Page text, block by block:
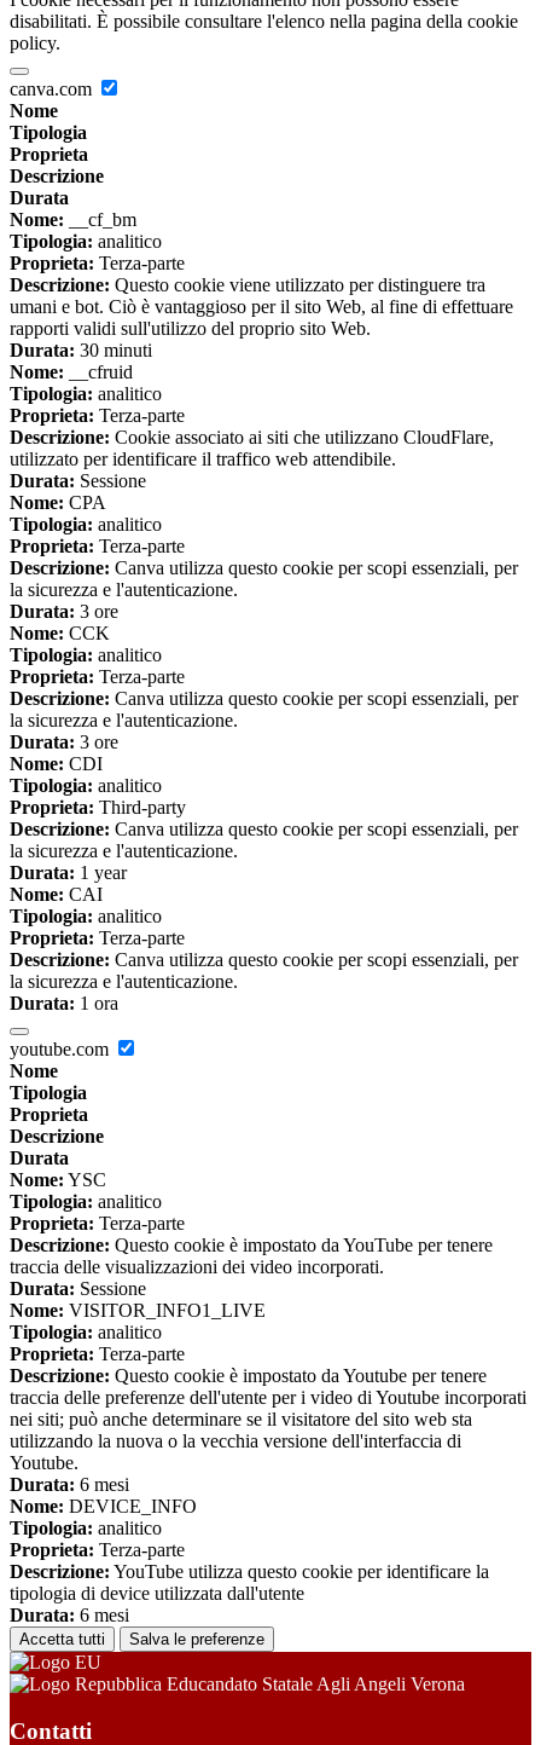
disabilitati. È possibile consultare l'elenco nella pagina della cookie
policy.
canva.com
Nome
Tipologia
Proprieta
Descrizione
Durata
Nome: __cf_bm
Tipologia: analitico
Proprieta: Terza-parte
Descrizione: Questo cookie viene utilizzato per distinguere tra
umani e bot. Ciò è vantaggioso per il sito Web, al fine di effettuare
rapporti validi sull'utilizzo del proprio sito Web.
Durata: 30 minuti
Nome: __cfruid
Tipologia: analitico
Proprieta: Terza-parte
Descrizione: Cookie associato ai siti che utilizzano CloudFlare,
utilizzato per identificare il traffico web attendibile.
Durata: Sessione
Nome: CPA
Tipologia: analitico
Proprieta: Terza-parte
Descrizione: Canva utilizza questo cookie per scopi essenziali, per
la sicurezza e l'autenticazione.
Durata: 3 ore
Nome: CCK
Tipologia: analitico
Proprieta: Terza-parte
Descrizione: Canva utilizza questo cookie per scopi essenziali, per
la sicurezza e l'autenticazione.
Durata: 3 ore
Nome: CDI
Tipologia: analitico
Proprieta: Third-party
Descrizione: Canva utilizza questo cookie per scopi essenziali, per
la sicurezza e l'autenticazione.
Durata: 1 year
Nome: CAI
Tipologia: analitico
Proprieta: Terza-parte
Descrizione: Canva utilizza questo cookie per scopi essenziali, per
la sicurezza e l'autenticazione.
Durata: 1 ora
youtube.com
Nome
Tipologia
Proprieta
Descrizione
Durata
Nome: YSC
Tipologia: analitico
Proprieta: Terza-parte
Descrizione: Questo cookie è impostato da YouTube per tenere
traccia delle visualizzazioni dei video incorporati.
Durata: Sessione
Nome: VISITOR_INFO1_LIVE
Tipologia: analitico
Proprieta: Terza-parte
Descrizione: Questo cookie è impostato da Youtube per tenere
traccia delle preferenze dell'utente per i video di Youtube incorporati
nei siti; può anche determinare se il visitatore del sito web sta
utilizzando la nuova o la vecchia versione dell'interfaccia di
Youtube.
Durata: 6 mesi
Nome: DEVICE_INFO
Tipologia: analitico
Proprieta: Terza-parte
Descrizione: YouTube utilizza questo cookie per identificare la
tipologia di device utilizzata dall'utente
Durata: 6 mesi
Accetta tutti Salva le preferenze
Educandato Statale Agli Angeli Verona
Contatti